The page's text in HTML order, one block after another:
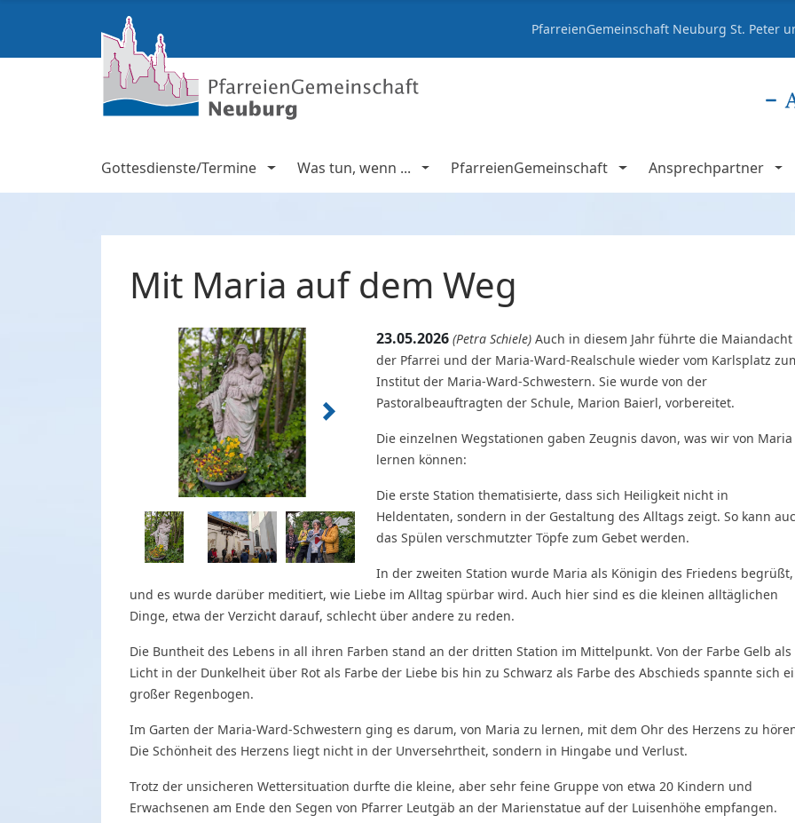
PfarreienGemeinschaft Neuburg St. Peter
Gottesdienste/Termine Was tun, wenn ... PfarreienGemeinschaft Ansprechpartner
Mit Maria auf dem Weg
23.05.2026 (Petra Schiele)Auch in diesem Jahr führte die Maiandacht
der Pfarrei und der Maria-Ward-Realschule wieder vom Karlsplatz
Institut der Maria-Ward-Schwestern. Sie wurde von der
Pastoralbeauftragten der Schule, Marion Baierl, vorbereitet.
Die einzelnen Wegstationen gaben Zeugnis davon, was wir von Maria
lernen können:
Die erste Station thematisierte, dass sich Heiligkeit nicht in
Heldentaten, sondern in der Gestaltung des Alltags zeigt. So kann
das Spülen verschmutzter Töpfe zum Gebet werden.
In der zweiten Station wurde Maria als Königin des Friedens begrüßt,
und es wurde darüber meditiert, wie Liebe im Alltag spürbar wird. Auch hier sind es die kleinen alltäglichen
Dinge, etwa der Verzicht darauf, schlecht über andere zu reden.
Die Buntheit des Lebens in all ihren Farben stand an der dritten Station im Mittelpunkt. Von der Farbe Gelb als
Licht in der Dunkelheit über Rot als Farbe der Liebe bis hin zu Schwarz als Farbe des Abschieds spannte sich
großer Regenbogen.
Im Garten der Maria-Ward-Schwestern ging es darum, von Maria zu lernen, mit dem Ohr des Herzens zu
Die Schönheit des Herzens liegt nicht in der Unversehrtheit, sondern in Hingabe und Verlust.
Trotz der unsicheren Wettersituation durfte die kleine, aber sehr feine Gruppe von etwa 20 Kindern und
Erwachsenen am Ende den Segen von Pfarrer Leutgäb an der Marienstatue auf der Luisenhöhe empfangen.